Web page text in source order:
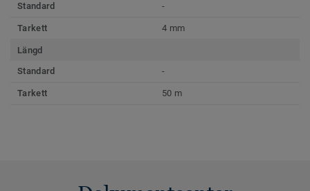
Standard
-
Tarkett 4 mm
Längd
Standard
-
Tarkett 50 m